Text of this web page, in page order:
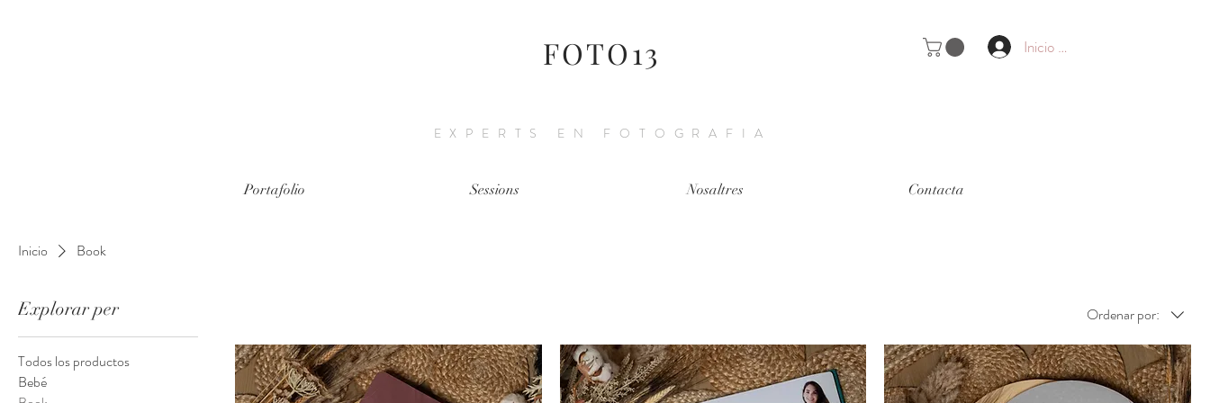
FOTO13 Inicio de sesión
EXPERTS EN FOTOGRAFIA
Portafolio Sessions Nosaltres Contacta
Inicio Book
Explorar per
Todos los productos
Bebé
Ordenar por: